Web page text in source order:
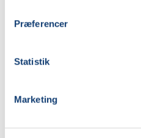
Præferencer
Statistik
Marketing
mandag 12.04.2027, kl. 08.30
26mødegange
Kulturkasernen, Kasernevej
Se på kort